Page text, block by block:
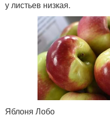
у листьев низкая.
Яблоня Лобо